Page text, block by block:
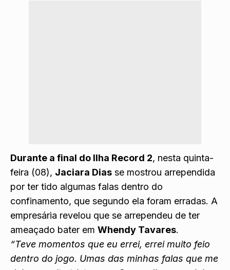
Durante a final do Ilha Record 2, nesta quinta-
feira (08), Jaciara Dias se mostrou arrependida
por ter tido algumas falas dentro do
confinamento, que segundo ela foram erradas. A
empresária revelou que se arrependeu de ter
ameaçado bater em Whendy Tavares.
“Teve momentos que eu errei, errei muito feio
dentro do jogo. Umas das minhas falas que me